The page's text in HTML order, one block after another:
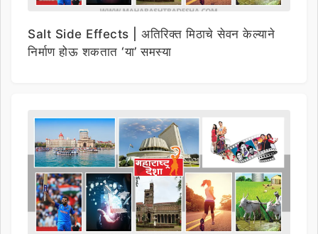
Salt Side Effects | अतिरिक्त मिठाचे सेवन केल्याने
निर्माण होऊ शकतात ‘या’ समस्या